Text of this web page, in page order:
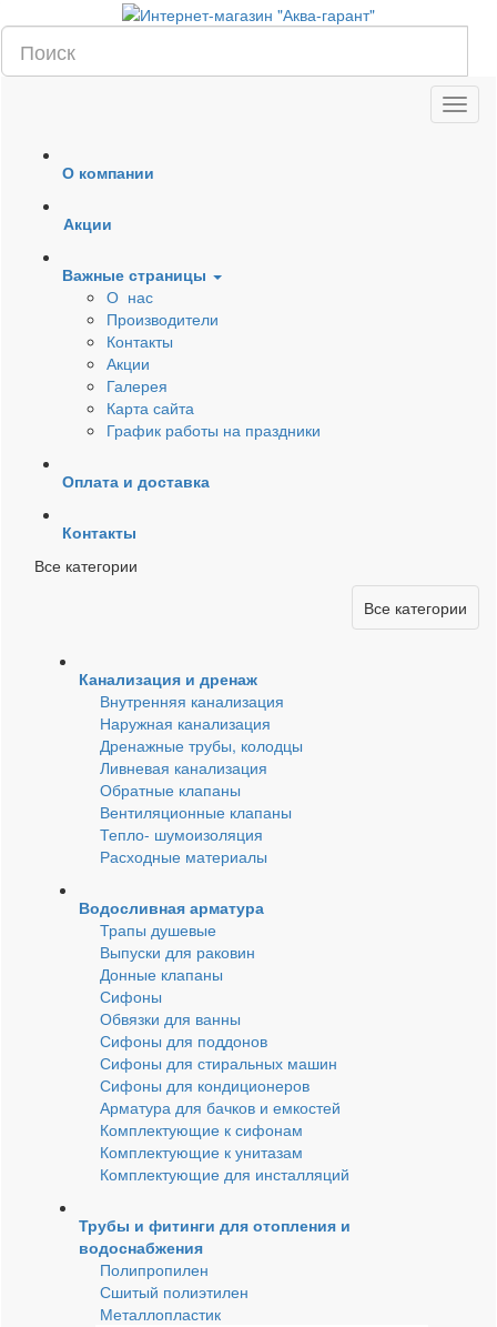
О компании
Акции
Важные страницы
О нас
Производители
Контакты
Акции
Галерея
Карта сайта
График работы на праздники
Оплата и доставка
Контакты
Все категории
Все категории
Канализация и дренаж
Внутренняя канализация
Наружная канализация
Дренажные трубы, колодцы
Ливневая канализация
Обратные клапаны
Вентиляционные клапаны
Тепло- шумоизоляция
Расходные материалы
Водосливная арматура
Трапы душевые
Выпуски для раковин
Донные клапаны
Сифоны
Обвязки для ванны
Сифоны для поддонов
Сифоны для стиральных машин
Сифоны для кондиционеров
Арматура для бачков и емкостей
Комплектующие к сифонам
Комплектующие к унитазам
Комплектующие для инсталляций
Трубы и фитинги для отопления и
водоснабжения
Полипропилен
Сшитый полиэтилен
Металлопластик